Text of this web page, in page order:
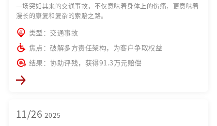
一场突如其来的交通事故，不仅意味着身体上的伤痛，更意味着
漫长的康复和复杂的索赔之路。
类型：交通事故
焦点：破解多方责任架构，为客户争取权益
结果：协助评残，获得91.3万元赔偿
11/26 2025